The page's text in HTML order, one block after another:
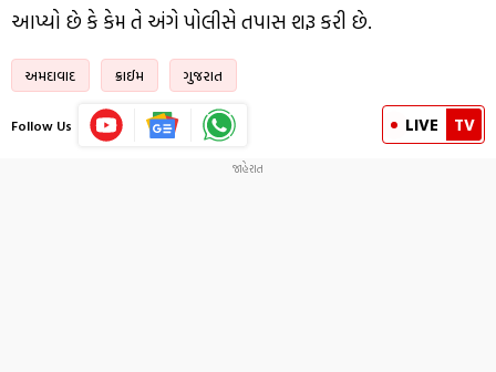
આપ્યો છે કે કેમ તે અંગે પોલીસે તપાસ શરૂ કરી છે.
અમદાવાદ ક્રાઈમ ગુજરાત
Follow Us LIVE TV